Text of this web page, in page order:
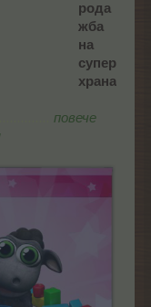
рода
жба
на
супер
храна
повече